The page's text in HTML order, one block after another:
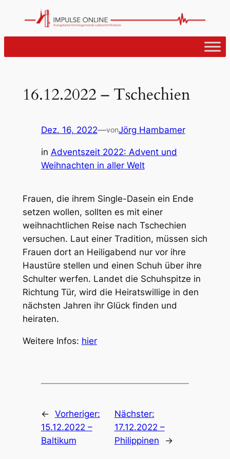
16.12.2022 – Tschechien
Dez. 16, 2022—vonJörg Hambamer
in Adventszeit 2022: Advent und
Weihnachten in aller Welt
Frauen, die ihrem Single-Dasein ein Ende
setzen wollen, sollten es mit einer
weihnachtlichen Reise nach Tschechien
versuchen. Laut einer Tradition, müssen sich
Frauen dort an Heiligabend nur vor ihre
Haustüre stellen und einen Schuh über ihre
Schulter werfen. Landet die Schuhspitze in
Richtung Tür, wird die Heiratswillige in den
nächsten Jahren ihr Glück finden und
heiraten.
Weitere Infos: hier
← Vorheriger:
15.12.2022 –
Baltikum
Nächster:
17.12.2022 –
Philippinen
→